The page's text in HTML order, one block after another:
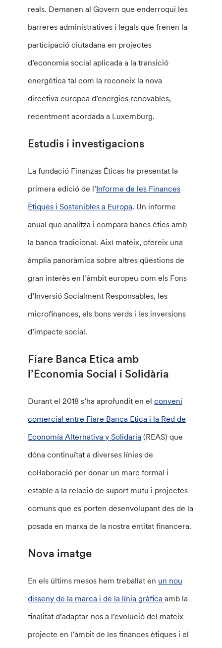
reals. Demanen al Govern que enderroqui les
barreres administratives i legals que frenen la
participació ciutadana en projectes
d’economia social aplicada a la transició
energètica tal com la reconeix la nova
directiva europea d’energies renovables,
recentment acordada a Luxemburg.
Estudis i investigacions
La fundació Finanzas Éticas ha presentat la
primera edició de l’Informe de les Finances
Ètiques i Sostenibles a Europa. Un informe
anual que analitza i compara bancs ètics amb
la banca tradicional. Així mateix, ofereix una
àmplia panoràmica sobre altres qüestions de
gran interès en l’àmbit europeu com els Fons
d’Inversió Socialment Responsables, les
microfinances, els bons verds i les inversions
d’impacte social.
Fiare Banca Etica amb
l’Economia Social i Solidària
Durant el 2018 s’ha aprofundit en elconveni
comercial entre Fiare Banca Etica i la Red de
Economía Alternativa y Solidaria (REAS) que
dóna continuïtat a diverses línies de
col·laboració per donar un marc formal i
estable a la relació de suport mutu i projectes
comuns que es porten desenvolupant des de la
posada en marxa de la nostra entitat financera.
Nova imatge
En els últims mesos hem treballat en un nou
disseny de la marca i de la línia gràficaamb la
finalitat d’adaptar-nos a l’evolució del mateix
projecte en l’àmbit de les finances ètiques i el